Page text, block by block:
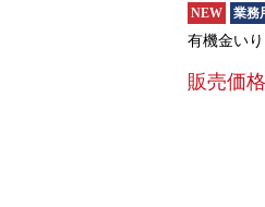
NEW 業務
有機金いり
販売価格